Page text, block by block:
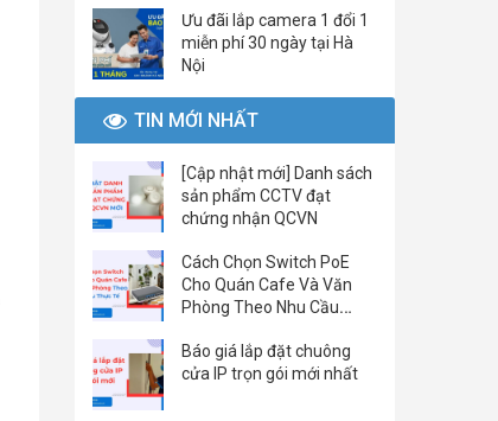
Ưu đãi lắp camera 1 đổi 1
miễn phí 30 ngày tại Hà
Nội
TIN MỚI NHẤT
[Cập nhật mới] Danh sách
sản phẩm CCTV đạt
chứng nhận QCVN
Cách Chọn Switch PoE
Cho Quán Cafe Và Văn
Phòng Theo Nhu Cầu
Báo giá lắp đặt chuông
cửa IP trọn gói mới nhất